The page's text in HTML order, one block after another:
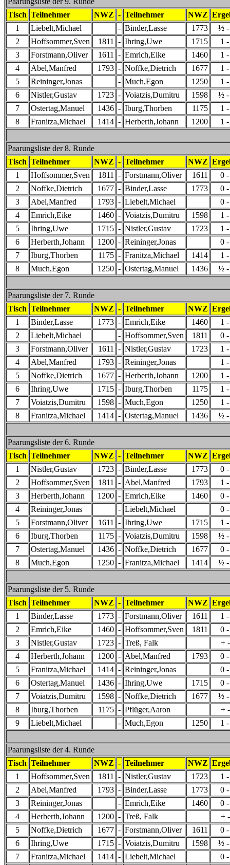
Tisch Teilnehmer NWZ - Teilnehmer NWZ
1
Liebelt,Michael - Binder,Lasse 1773
½
2
Hoffsommer,Sven 1811 - Ihring,Uwe 1715
1
3
Forstmann,Oliver 1611 - Emrich,Eike 1460
1
4
Abel,Manfred 1793 - Noffke,Dietrich 1677
1
5
Reininger,Jonas - Much,Egon 1250
1
6
Nistler,Gustav 1723 - Voiatzis,Dumitru 1598
½
7
Ostertag,Manuel 1436 - Iburg,Thorben 1175
1
8
Franitza,Michael 1414 - Herberth,Johann 1200 1
Paarungsliste der 8. Runde
Tisch Teilnehmer NWZ - Teilnehmer NWZ
1
Hoffsommer,Sven 1811 - Forstmann,Oliver 1611
0
2
Noffke,Dietrich 1677 - Binder,Lasse 1773
0
3
Abel,Manfred 1793 - Liebelt,Michael
0
4
Emrich,Eike 1460 - Voiatzis,Dumitru 1598
1
5
Ihring,Uwe 1715 - Nistler,Gustav 1723
1
6
Herberth,Johann 1200 - Reininger,Jonas
0
7
Iburg,Thorben 1175 - Franitza,Michael 1414
1
8
Much,Egon 1250 - Ostertag,Manuel 1436 ½
Paarungsliste der 7. Runde
Tisch Teilnehmer NWZ - Teilnehmer NWZ
1
Binder,Lasse 1773 - Emrich,Eike 1460
1
2
Liebelt,Michael - Hoffsommer,Sven 1811
0
3
Forstmann,Oliver 1611 - Nistler,Gustav 1723
1
4
Abel,Manfred 1793 - Reininger,Jonas
1
5
Noffke,Dietrich 1677 - Herberth,Johann 1200
1
6
Ihring,Uwe 1715 - Iburg,Thorben 1175
1
7
Voiatzis,Dumitru 1598 - Much,Egon 1250
1
8
Franitza,Michael 1414 - Ostertag,Manuel 1436 ½
Paarungsliste der 6. Runde
Tisch Teilnehmer NWZ - Teilnehmer NWZ
1
Nistler,Gustav 1723 - Binder,Lasse 1773
0
2
Hoffsommer,Sven 1811 - Abel,Manfred 1793
1
3
Herberth,Johann 1200 - Emrich,Eike 1460
0
4
Reininger,Jonas - Liebelt,Michael
0
5
Forstmann,Oliver 1611 - Ihring,Uwe 1715
1
6
Iburg,Thorben 1175 - Voiatzis,Dumitru 1598
½
7
Ostertag,Manuel 1436 - Noffke,Dietrich 1677
0
8
Much,Egon 1250 - Franitza,Michael 1414 ½
Paarungsliste der 5. Runde
Tisch Teilnehmer NWZ - Teilnehmer NWZ
1
Binder,Lasse 1773 - Forstmann,Oliver 1611
1
2
Emrich,Eike 1460 - Hoffsommer,Sven 1811
0
3
Nistler,Gustav 1723 - Treß, Falk
+
4
Herberth,Johann 1200 - Abel,Manfred 1793
0
5
Franitza,Michael 1414 - Reininger,Jonas
0
6
Ostertag,Manuel 1436 - Ihring,Uwe 1715
0
7
Voiatzis,Dumitru 1598 - Noffke,Dietrich 1677
½
8
Iburg,Thorben 1175 - Pflüger,Aaron
+
9
Liebelt,Michael - Much,Egon 1250 1
Paarungsliste der 4. Runde
Tisch Teilnehmer NWZ - Teilnehmer NWZ
1
Hoffsommer,Sven 1811 - Nistler,Gustav 1723
1
2
Abel,Manfred 1793 - Binder,Lasse 1773
0
3
Reininger,Jonas - Emrich,Eike 1460
0
4
Herberth,Johann 1200 - Treß, Falk
+
5
Noffke,Dietrich 1677 - Forstmann,Oliver 1611
0
6
Ihring,Uwe 1715 - Voiatzis,Dumitru 1598
½
7
Franitza,Michael 1414 - Liebelt,Michael
0